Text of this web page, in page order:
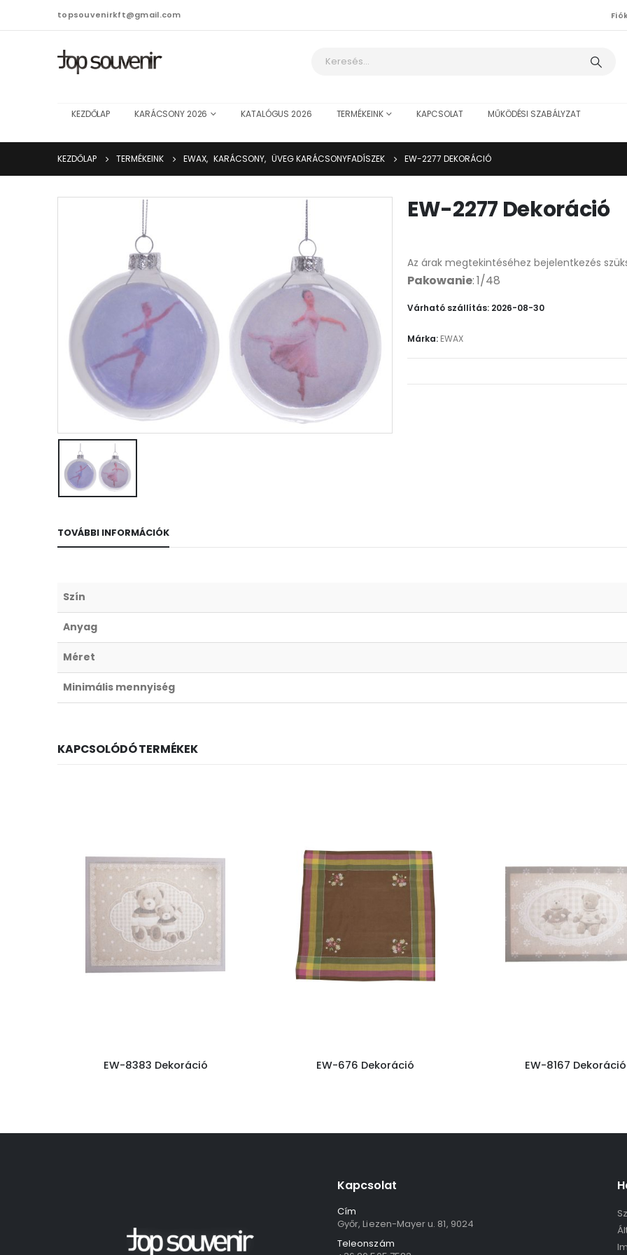
topsouvenirkft@gmail.com
KEZDŐLAP KARÁCSONY 2026 KATALÓGUS 2026 TERMÉKEINK KAPCSOLAT MŰKÖDÉSI SZABÁLYZAT
KEZDŐLAP TERMÉKEINK EWAX, KARÁCSONY, ÜVEG KARÁCSONYFADÍSZEK EW-2277 DEKORÁCIÓ
EW-2277 Dekoráció
Az árak megtekintéséhez bejelentkezés
Pakowanie: 1/48
Várható szállítás: 2026-08-30
Márka: EWAX
TOVÁBBI INFORMÁCIÓK
Szín
Anyag
Méret
Minimális mennyiség
KAPCSOLÓDÓ TERMÉKEK
EW-8383 Dekoráció EW-676 Dekoráció EW-8167 Dekoráció
Kapcsolat
Cím
Győr, Liezen-Mayer u. 81, 9024
Teleonszám